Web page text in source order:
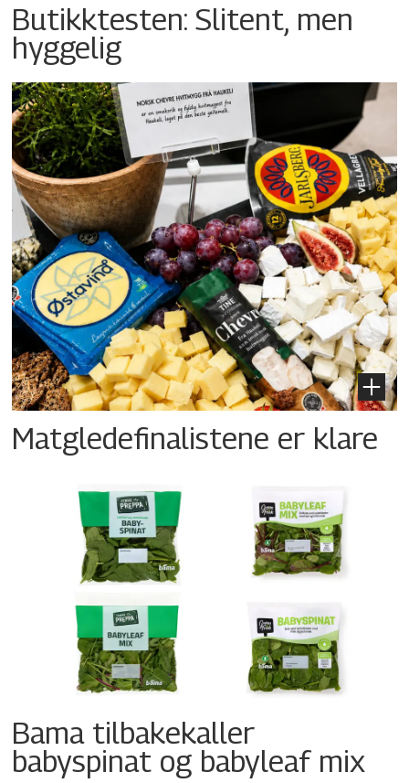
Butikktesten: Slitent, men
hyggelig
Matgledefinalistene er klare
Bama tilbakekaller
babyspinat og babyleaf mix